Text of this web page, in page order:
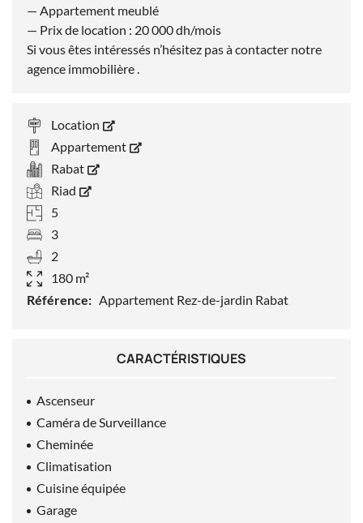
— Appartement meublé
— Prix de location : 20 000 dh/mois
Si vous êtes intéressés n’hésitez pas à contacter notre
agence immobilière .
Location
Appartement
Rabat
Riad
5
3
2
180 m²
Référence: Appartement Rez-de-jardin Rabat
CARACTÉRISTIQUES
Ascenseur
Caméra de Surveillance
Cheminée
Climatisation
Cuisine équipée
Garage